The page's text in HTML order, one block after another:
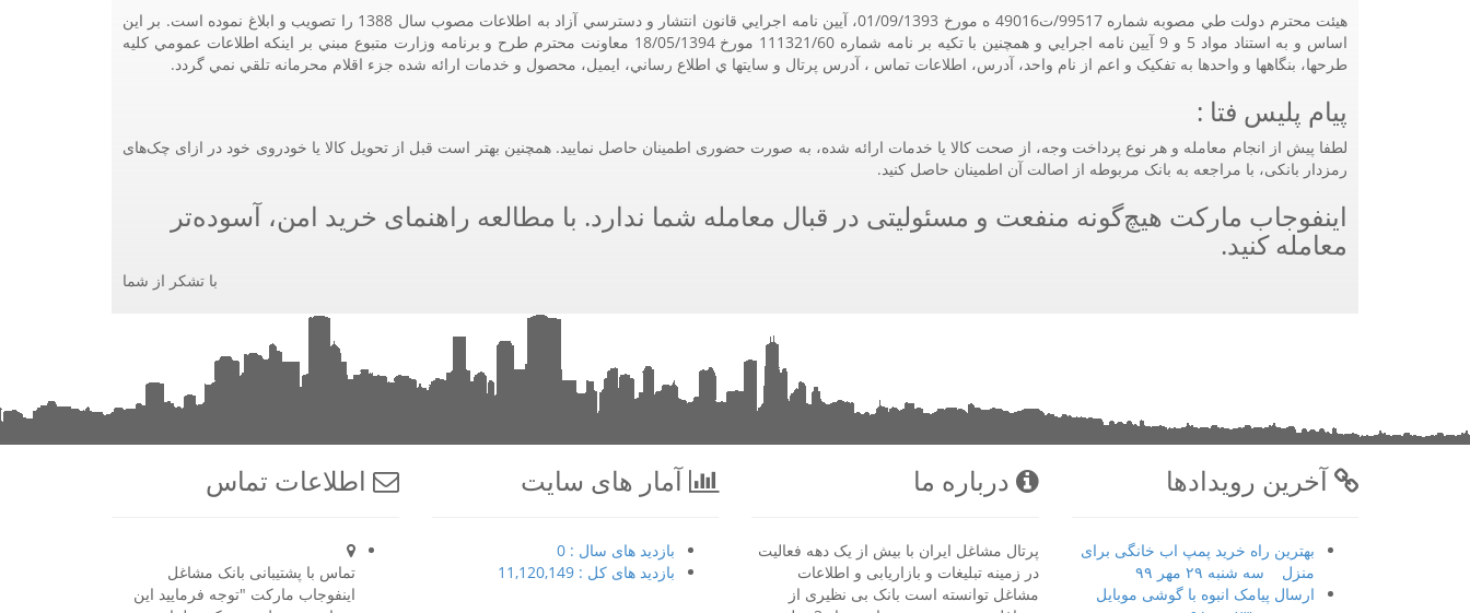
هيئت محترم دولت طي مصوبه شماره 99517/ت49016 ه مورخ 01/09/1393، آيين نامه اجرايي قانون انتشار و دسترسي آزاد به اطلاعات مصوب سال 1388 را تصويب و ابلاغ نموده است. بر اين
اساس و به استناد مواد 5 و 9 آيين نامه اجرايي و همچنين با تکيه بر نامه شماره 111321/60 مورخ 18/05/1394 معاونت محترم طرح و برنامه وزارت متبوع مبني بر اينکه اطلاعات عمومي کليه
طرحها، بنگاهها و واحدها به تفکيک و اعم از نام واحد، آدرس، اطلاعات تماس ، آدرس پرتال و سايتها ي اطلاع رساني، ايميل، محصول و خدمات ارائه شده جزء اقلام محرمانه تلقي نمي گردد.
پیام پلیس فتا :
لطفا پیش از انجام معامله و هر نوع پرداخت وجه، از صحت کالا یا خدمات ارائه شده، به صورت حضوری اطمینان حاصل نمایید. همچنین بهتر است قبل از تحویل کالا یا خودروی خود در ازای چک‌های
رمزدار بانکی، با مراجعه به بانک مربوطه از اصالت آن اطمینان حاصل کنید.
اینفوجاب مارکت هیچ‌گونه منفعت و مسئولیتی در قبال معامله شما ندارد. با مطالعه راهنمای خرید امن، آسوده‌تر
معامله کنید.
با تشکر از شما
اطلاعات تماس
تماس با پشتیبانی بانک مشاغل
اینفوجاب مارکت "توجه فرمایید این
آمار های سایت
بازدید های سال : 0
بازدید های کل : 11,120,149
درباره ما
پرتال مشاغل ایران با بیش از یک دهه فعالیت
در زمینه تبلیغات و بازاریابی و اطلاعات
مشاغل توانسته است بانک بی نظیری از
آخرین رویدادها
بهترین راه خرید پمپ اب خانگی برای
منزل سه شنبه ۲۹ مهر ۹۹
ارسال پیامک انبوه با گوشی موبایل